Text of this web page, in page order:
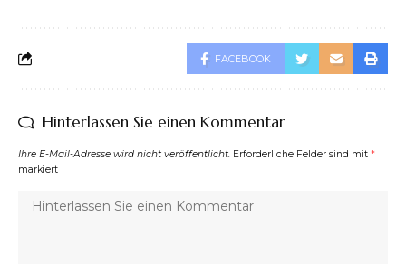
FACEBOOK
Hinterlassen Sie einen Kommentar
Ihre E-Mail-Adresse wird nicht veröffentlicht. Erforderliche Felder sind mit *
markiert